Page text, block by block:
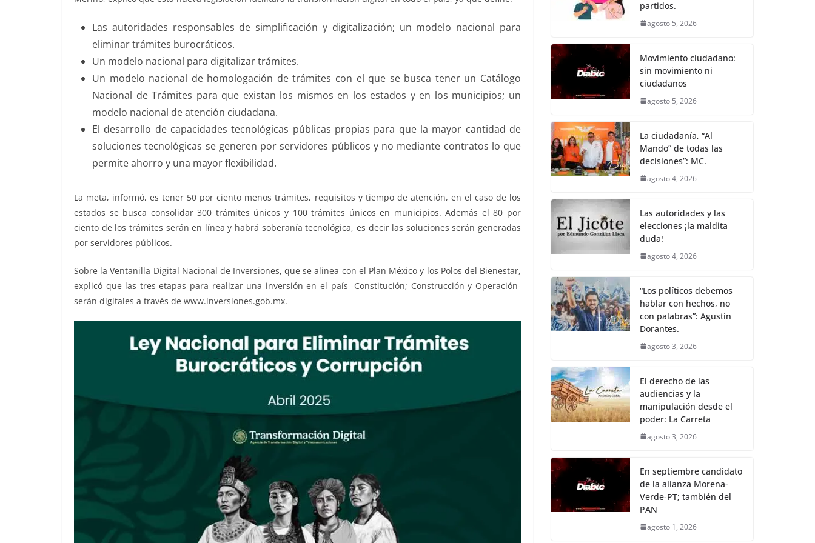
Las autoridades responsables de simplificación y digitalización; un modelo nacional para
eliminar trámites burocráticos.
Un modelo nacional para digitalizar trámites.
Un modelo nacional de homologación de trámites con el que se busca tener un Catálogo
Nacional de Trámites para que existan los mismos en los estados y en los municipios; un
modelo nacional de atención ciudadana.
El desarrollo de capacidades tecnológicas públicas propias para que la mayor cantidad de
soluciones tecnológicas se generen por servidores públicos y no mediante contratos lo que
permite ahorro y una mayor flexibilidad.
La meta, informó, es tener 50 por ciento menos trámites, requisitos y tiempo de atención, en el caso de los
estados se busca consolidar 300 trámites únicos y 100 trámites únicos en municipios. Además el 80 por
ciento de los trámites serán en línea y habrá soberanía tecnológica, es decir las soluciones serán generadas
por servidores públicos.
Sobre la Ventanilla Digital Nacional de Inversiones, que se alinea con el Plan México y los Polos del Bienestar,
explicó que las tres etapas para realizar una inversión en el país -Constitución; Construcción y Operación-
serán digitales a través de www.inversiones.gob.mx.
partidos.
agosto 5, 2026
Movimiento ciudadano:
sin movimiento ni
ciudadanos
agosto 5, 2026
La ciudadanía, “Al
Mando” de todas las
decisiones”: MC.
agosto 4, 2026
Las autoridades y las
elecciones ¡la maldita
duda!
agosto 4, 2026
“Los políticos debemos
hablar con hechos, no
con palabras”: Agustín
Dorantes.
agosto 3, 2026
El derecho de las
audiencias y la
manipulación desde el
poder: La Carreta
agosto 3, 2026
En septiembre candidato
de la alianza Morena-
Verde-PT; también del
PAN
agosto 1, 2026